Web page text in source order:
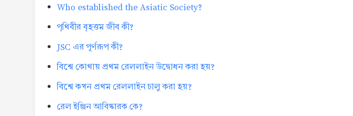
Who established the Asiatic Society?
পৃথিবীর বৃহত্তম জীব কী?
JSC এর পূর্ণরূপ কী?
বিশ্বে কোথায় প্রথম রেললাইন উদ্বোধন করা হয়?
বিশ্বে কখন প্রথম রেললাইন চালু করা হয়?
রেল ইঞ্জিন আবিষ্কারক কে?